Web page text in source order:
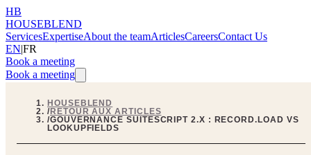
HB
HOUSEBLEND
ServicesExpertiseAbout the teamArticlesCareersContact Us
EN|FR
Book a meeting
Book a meeting
HOUSEBLEND
/RETOUR AUX ARTICLES
/GOUVERNANCE SUITESCRIPT 2.X : RECORD.LOAD VS
LOOKUPFIELDS